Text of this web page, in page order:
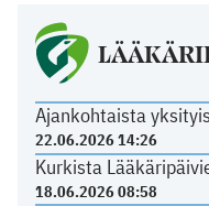
Ajankohtaista
22.06.2026 14:26
Kurkista
18.06.2026 08:58